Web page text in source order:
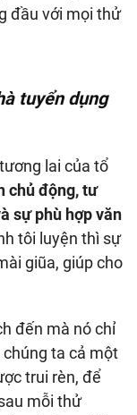
đầu với mọi thử
tuyển dụng
lai của tổ
chủ động, tư
sự phù hợp văn
tôi luyện thì sự
giũa, giúp cho
đến mà nó chỉ
ta cả một
trui rèn, để
mỗi thử